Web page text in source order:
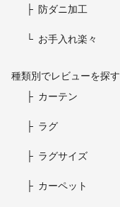
防ダニ加工
お手入れ楽々
種類別でレビューを探す
カーテン
ラグ
ラグサイズ
カーペット